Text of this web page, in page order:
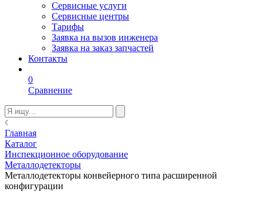
Сервисные услуги
Сервисные центры
Тарифы
Заявка на вызов инженера
Заявка на заказ запчастей
Контакты
0
Сравнение
Главная
Каталог
Инспекционное оборудование
Металлодетекторы
Металлодетекторы конвейерного типа расширенной
конфигурации